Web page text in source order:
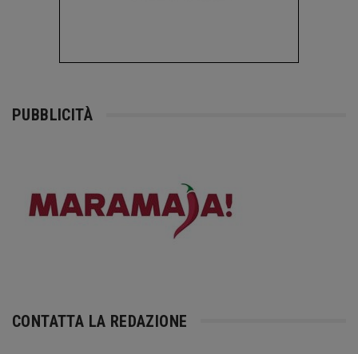
PUBBLICITÀ
CONTATTA LA REDAZIONE